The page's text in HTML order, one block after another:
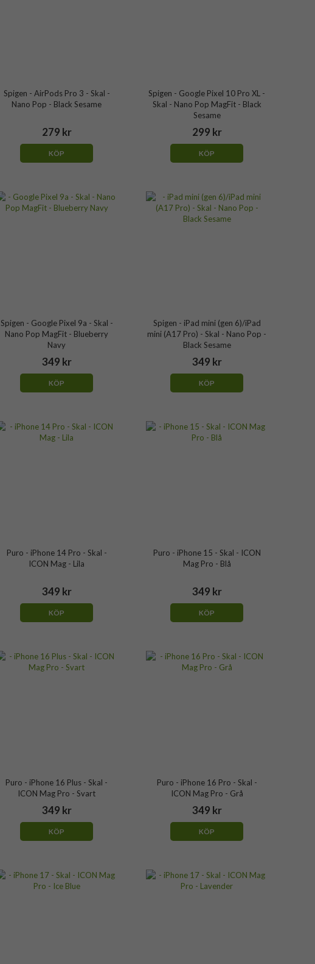
Spigen - AirPods Pro 3 - Skal -
Nano Pop - Black Sesame
279 kr
KÖP
Spigen - Google Pixel 10 Pro XL -
Skal - Nano Pop MagFit - Black
Sesame
299 kr
KÖP
Spigen - Google Pixel 9a - Skal -
Nano Pop MagFit - Blueberry
Navy
349 kr
KÖP
Spigen - iPad mini (gen 6)/iPad
mini (A17 Pro) - Skal - Nano Pop -
Black Sesame
349 kr
KÖP
Puro - iPhone 14 Pro - Skal -
ICON Mag - Lila
349 kr
KÖP
Puro - iPhone 15 - Skal - ICON
Mag Pro - Blå
349 kr
KÖP
Puro - iPhone 16 Plus - Skal -
ICON Mag Pro - Svart
349 kr
KÖP
Puro - iPhone 16 Pro - Skal -
ICON Mag Pro - Grå
349 kr
KÖP